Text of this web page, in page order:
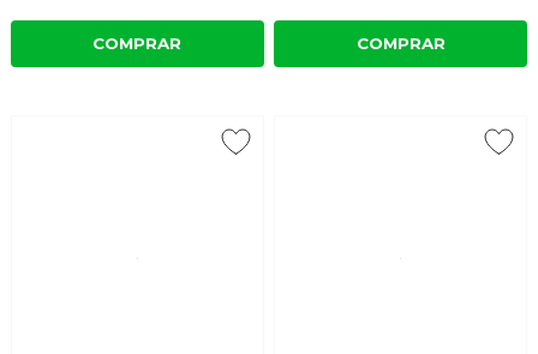
COMPRAR COMPRAR